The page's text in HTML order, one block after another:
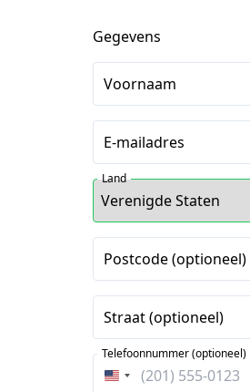
Gegevens
Voornaam
E-mailadres
Land
Postcode (optioneel)
Straat (optioneel)
Verenigde
Telefoonnummer (optioneel)